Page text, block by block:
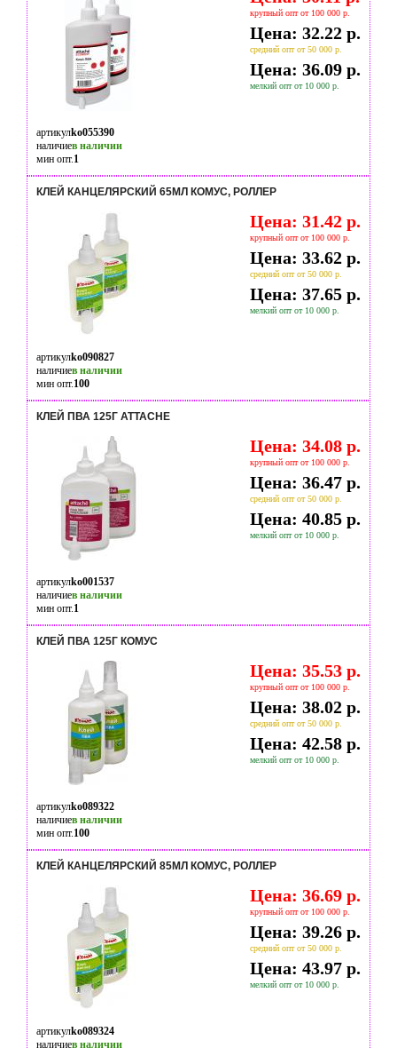
крупный опт от 100 000 р.
Цена: 32.22 р.
средний опт от 50 000 р.
Цена: 36.09 р.
мелкий опт от 10 000 р.
артикулko055390
наличиев наличии
мин опт.1
КЛЕЙ КАНЦЕЛЯРСКИЙ 65МЛ КОМУС, РОЛЛЕР
Цена: 31.42 р.
крупный опт от 100 000 р.
Цена: 33.62 р.
средний опт от 50 000 р.
Цена: 37.65 р.
мелкий опт от 10 000 р.
артикулko090827
наличиев наличии
мин опт.100
КЛЕЙ ПВА 125Г ATTACHE
Цена: 34.08 р.
крупный опт от 100 000 р.
Цена: 36.47 р.
средний опт от 50 000 р.
Цена: 40.85 р.
мелкий опт от 10 000 р.
артикулko001537
наличиев наличии
мин опт.1
КЛЕЙ ПВА 125Г КОМУС
Цена: 35.53 р.
крупный опт от 100 000 р.
Цена: 38.02 р.
средний опт от 50 000 р.
Цена: 42.58 р.
мелкий опт от 10 000 р.
артикулko089322
наличиев наличии
мин опт.100
КЛЕЙ КАНЦЕЛЯРСКИЙ 85МЛ КОМУС, РОЛЛЕР
Цена: 36.69 р.
крупный опт от 100 000 р.
Цена: 39.26 р.
средний опт от 50 000 р.
Цена: 43.97 р.
мелкий опт от 10 000 р.
артикулko089324
наличиев наличии